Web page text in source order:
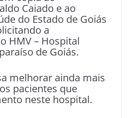
Caiado e ao
do Estado de Goiás
a
HMV – Hospital
de Goiás.
melhorar ainda mais
pacientes que
neste hospital.